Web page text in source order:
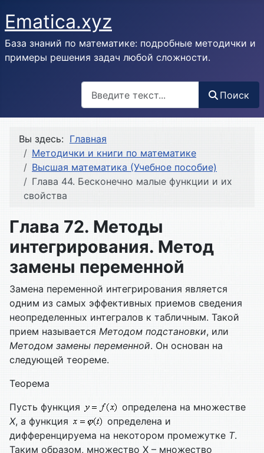
Ematica.xyz
База знаний по математике: подробные методички и
примеры решения задач любой сложности.
Поиск
Вы здесь: Главная
Методички и книги по математике
Высшая математика (Учебное пособие)
Глава 44. Бесконечно малые функции и их
свойства
Глава 72. Методы
интегрирования. Метод
замены переменной
Замена переменной интегрирования является
одним из самых эффективных приемов сведения
неопределенных интегралов к табличным. Такой
прием называется Методом подстановки, или
Методом замены переменной. Он основан на
следующей теореме.
Теорема
Пусть функция
определена на множестве
Х, а функция
определена и
дифференцируема на некотором промежутке Т.
Таким образом, множество Х – множество